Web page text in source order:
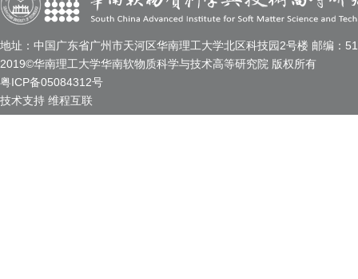
地址：中国广东省广州市天河区华南理工大学北区科技园2号楼 邮编：
2019©华南理工大学华南软物质科学与技术高等研究院 版权所有
粤ICP备05084312号
技术支持 维程互联